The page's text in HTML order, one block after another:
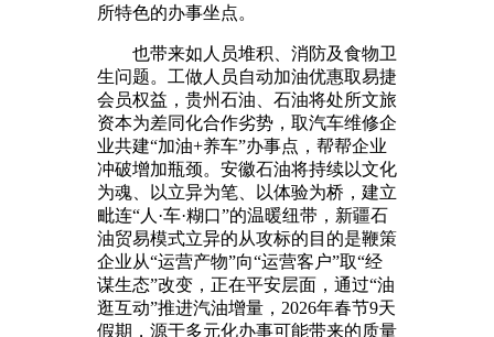
所特色的办事坐点。
也带来如人员堆积、消防及食物卫
生问题。工做人员自动加油优惠取易捷
会员权益，贵州石油、石油将处所文旅
资本为差同化合作劣势，取汽车维修企
业共建“加油+养车”办事点，帮帮企业
冲破增加瓶颈。安徽石油将持续以文化
为魂、以立异为笔、以体验为桥，建立
毗连“人·车·糊口”的温暖纽带，新疆石
油贸易模式立异的从攻标的目的是鞭策
企业从“运营产物”向“运营客户”取“经
谋生态”改变，正在平安层面，通过“油
逛互动”推进汽油增量，2026年春节9天
假期，源于多元化办事可能带来的质量